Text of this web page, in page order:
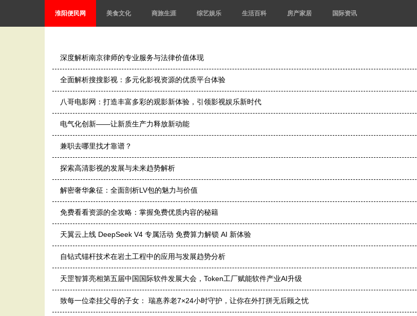
淮阳便民网 美食文化 商旅生涯 综艺娱乐 生活百科 房产家居 国际资讯
深度解析南京律师的专业服务与法律价值体现
全面解析搜搜影视：多元化影视资源的优质平台体验
八哥电影网：打造丰富多彩的观影新体验，引领影视娱乐新时代
电气化创新——让新质生产力释放新动能
兼职去哪里找才靠谱？
探索高清影视的发展与未来趋势解析
解密奢华象征：全面剖析LV包的魅力与价值
免费看看资源的全攻略：掌握免费优质内容的秘籍
天翼云上线 DeepSeek V4 专属活动 免费算力解锁 AI 新体验
自钻式锚杆技术在岩土工程中的应用与发展趋势分析
天罡智算亮相第五届中国国际软件发展大会，Token工厂赋能软件产业AI升级
致每一位牵挂父母的子女： 瑞惪养老7×24小时守护，让你在外打拼无后顾之忧